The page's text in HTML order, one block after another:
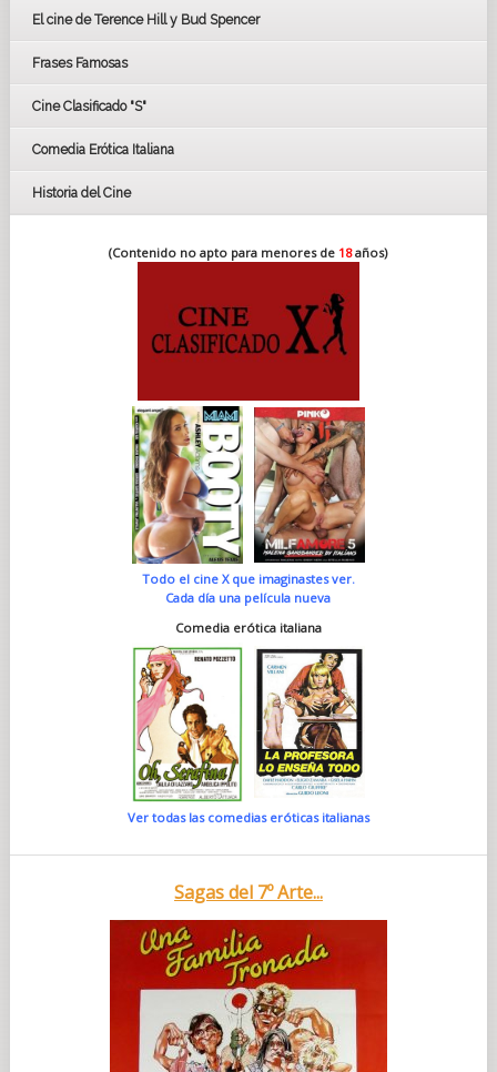
BAFTA
El cine de Terence Hill y Bud Spencer
Frases Famosas
Cine Clasificado "S"
Comedia Erótica Italiana
Historia del Cine
(Contenido no apto para menores de 18años)
Todo el cine X que imaginastes ver.
Cada día una película nueva
Comedia erótica italiana
Ver todas las comedias eróticas italianas
Sagas del 7º Arte...